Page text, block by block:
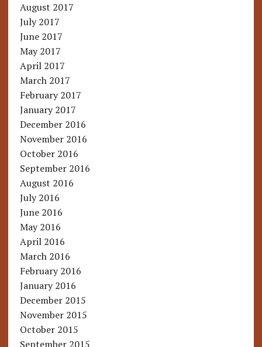
August 2017
July 2017
June 2017
May 2017
April 2017
March 2017
February 2017
January 2017
December 2016
November 2016
October 2016
September 2016
August 2016
July 2016
June 2016
May 2016
April 2016
March 2016
February 2016
January 2016
December 2015
November 2015
October 2015
September 2015